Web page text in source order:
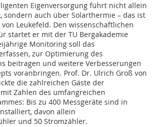
Eigenversorgung führt nicht allein
sondern auch über Solarthermie – das ist
Leukefeld. Den wissenschaftlichen
startet er mit der TU Bergakademie
Monitoring soll das
zur Optimierung des
beitragen und weitere Verbesserungen
voranbringen. Prof. Dr. Ulrich Groß von
die zahlreichen Gäste der
Zahlen des umfangreichen
Bis zu 400 Messgeräte sind in
davon allein
und 50 Stromzähler.